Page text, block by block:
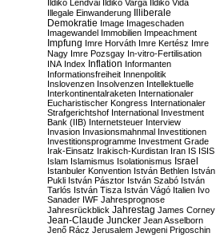
Ildikó Lendvai Ildikó Varga Ildikó Vida
Illegale Einwanderung Illiberale
Demokratie Image Imageschaden
Imagewandel Immobilien Impeachment
Impfung Imre Horváth Imre Kertész Imre
Nagy Imre Pozsgay In-vitro-Fertilisation
INA Index Inflation Informanten
Informationsfreiheit Innenpolitik
Inslovenzen Insolvenzen Intellektuelle
Interkontinentalraketen Internationaler
Eucharistischer Kongress Internationaler
Strafgerichtshof International Investment
Bank (IIB) Internetsteuer Interview
Invasion Invasionsmahnmal Investitionen
Investitionsprogramme Investment Grade
Irak-Einsatz Irakisch-Kurdistan Iran IS ISIS
Islam Islamismus Isolationismus Israel
Istanbuler Konvention István Bethlen István
Pukli István Pásztor István Szabó István
Tarlós István Tisza István Vágó Italien Ivo
Sanader IWF Jahresprognose
Jahresrückblick Jahrestag James Corney
Jean-Claude Juncker Jean Asselborn
Jenő Rácz Jerusalem Jewgeni Prigoschin